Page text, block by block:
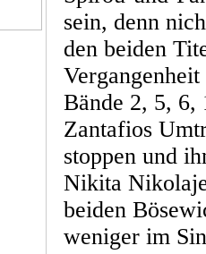
sein, denn
den beiden
Bände 2, 5, 6,
Zantafios
stoppen und
Nikita
beiden
weniger im